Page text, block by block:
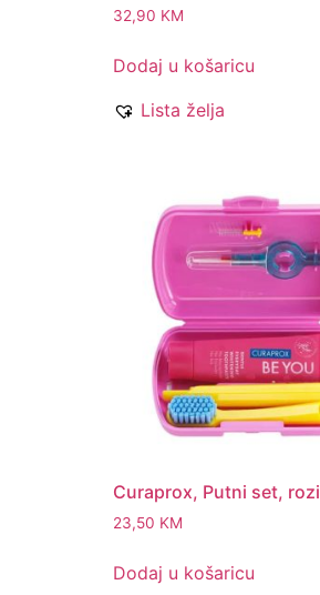
32,90 KM
Dodaj u košaricu
Lista želja
Curaprox, Putni set, rozi
23,50 KM
Dodaj u košaricu